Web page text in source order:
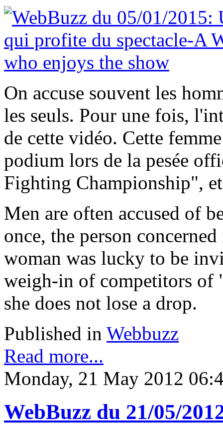
On accuse souvent les
les seuls. Pour une fois,
de cette vidéo. Cette
podium lors de la pesée
Fighting Championship",
Men are often accused of
once, the person
woman was lucky to be
weigh-in of competitors of
she does not lose a drop.
Published in Webbuzz
Read more...
Monday, 21 May 2012
WebBuzz du 21/05/